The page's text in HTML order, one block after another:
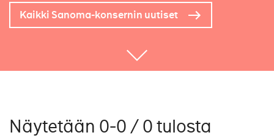
Kaikki Sanoma-konsernin uutiset
Näytetään 0-0 / 0 tulosta